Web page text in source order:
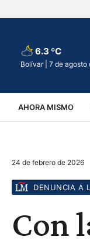
6.3 ºC
Bolívar | 7 de agosto
AHORA MISMO
VIRALES
24 de febrero de 2026
DENUNCIA A
Con